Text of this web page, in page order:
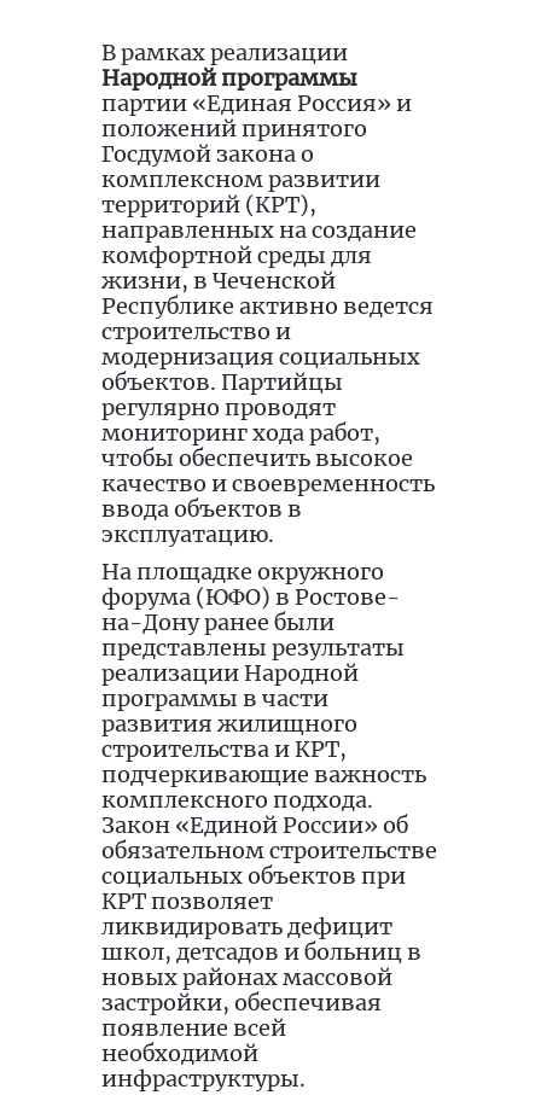
В рамках реализации
Народной программы
партии «Единая Россия» и
положений принятого
Госдумой закона о
комплексном развитии
территорий (КРТ),
направленных на создание
комфортной среды для
жизни, в Чеченской
Республике активно ведется
строительство и
модернизация социальных
объектов. Партийцы
регулярно проводят
мониторинг хода работ,
чтобы обеспечить высокое
качество и своевременность
ввода объектов в
эксплуатацию.
На площадке окружного
форума (ЮФО) в Ростове-
на-Дону ранее были
представлены результаты
реализации Народной
программы в части
развития жилищного
строительства и КРТ,
подчеркивающие важность
комплексного подхода.
Закон «Единой России» об
обязательном строительстве
социальных объектов при
КРТ позволяет
ликвидировать дефицит
школ, детсадов и больниц в
новых районах массовой
застройки, обеспечивая
появление всей
необходимой
инфраструктуры.